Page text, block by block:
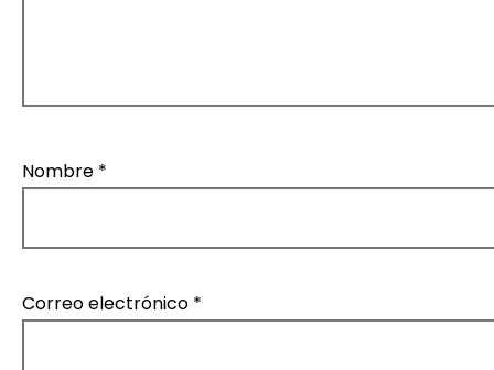
Nombre *
Correo electrónico *